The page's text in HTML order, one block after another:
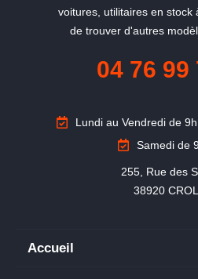
voitures, utilitaires en stock
de trouver d'autres
04 76 99
Lundi au Vendredi de
Samedi de
255, Rue des
38920
Accueil